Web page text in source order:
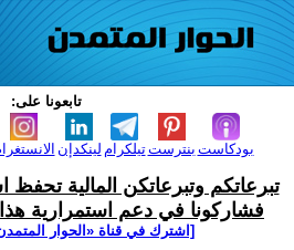
تابعونا على:
لينكدإن تيلكرامبنترست بودكاست
تبرعاتكم وتبرعاتكن المالية تحفظ
فشاركونا في دعم استمرارية هذا
[اشترك في قناة ‫«الحوار